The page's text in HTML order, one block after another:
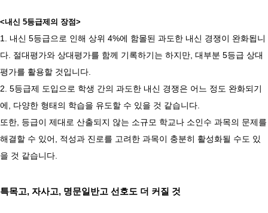
<내신 5등급제의 장점>
1. 내신 5등급으로 인해 상위 4%에 함몰된 과도한 내신 경쟁이 완화됩니
다. 절대평가와 상대평가를 함께 기록하기는 하지만, 대부분 5등급 상대
평가를 활용할 것입니다.
2. 5등급제 도입으로 학생 간의 과도한 내신 경쟁은 어느 정도 완화되기
에, 다양한 형태의 학습을 유도할 수 있을 것 같습니다.
또한, 등급이 제대로 산출되지 않는 소규모 학교나 소인수 과목의 문제를
해결할 수 있어, 적성과 진로를 고려한 과목이 충분히 활성화될 수도 있
을 것 같습니다.
특목고, 자사고, 명문일반고 선호도 더 커질 것